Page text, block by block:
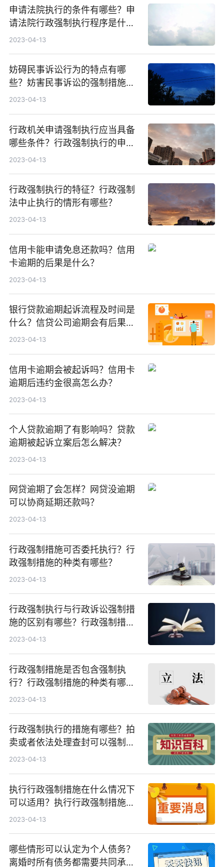
申请法院执行的条件有哪些？申
请法院行政强制执行程序是什
么？
2023-04-13
妨碍民事诉讼行为的特点有哪
些？妨害民事诉讼的强制措施是
什么？
2023-04-13
行政机关申请强制执行应当具备
哪些条件？行政强制执行的申请
时间是多久？
2023-04-13
行政强制执行的特征？行政强制
法中止执行的情形有哪些？
2023-04-13
信用卡能申请免息还款吗？信用
卡逾期的后果是什么？
2023-04-13
银行贷款逾期起诉流程及时间是
什么？信贷公司逾期会有后果
吗？
2023-04-13
信用卡逾期会被起诉吗？信用卡
逾期后违约金很高怎么办？
2023-04-13
个人贷款逾期了有影响吗？贷款
逾期被起诉立案后怎么解决？
2023-04-13
网贷逾期了会怎样？网贷没逾期
可以协商延期还款吗？
2023-04-13
行政强制措施可否委托执行？行
政强制措施的种类有哪些？
2023-04-13
行政强制执行与行政诉讼强制措
施的区别有哪些？行政强制措施
能否提起行政诉讼？
2023-04-13
行政强制措施是否包含强制执
行？行政强制措施的种类有哪
些？
2023-04-13
行政强制执行的措施有哪些？拍
卖或者依法处理查封可以强制执
行吗？
2023-04-13
执行行政强制措施在什么情况下
可以适用？执行行政强制措施需
要提供哪些材料？
2023-04-13
哪些情形可以认定为个人债务？
离婚时所有债务都需要共同承担